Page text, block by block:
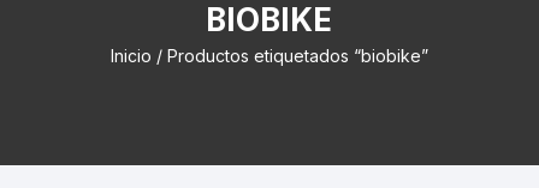
BIOBIKE
Inicio / Productos etiquetados “biobike”